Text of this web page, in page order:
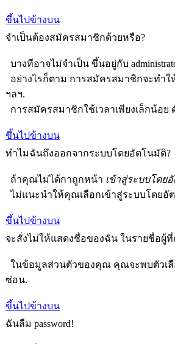
ขึ้นไปข้างบน
จำเป็นต้องสมัครสมาชิกด้วยหรือ?
บางทีอาจไม่จำเป็น ขึ้นอยู่กับ
อย่างไรก็ตาม การสมัครสมาชิกจะทำ
ฯลฯ.
การสมัครสมาชิกใช้เวลาเพียงเล็กน้อ
ขึ้นไปข้างบน
ทำไมฉันถึงออกจากระบบโดยอัตโนมัติ?
ถ้าคุณไม่ได้กาถูกหน้า เข้าสู่ระบบโดย
ไม่แนะนำให้คุณเลือกเข้าสู่ระบบโดยอั
ขึ้นไปข้างบน
จะสั่งไม่ให้แสดงชื่อของฉัน ในรายชื่อผู้ที่
ในข้อมูลส่วนตัวของคุณ คุณจะพบตัวเลื
ซ่อน.
ขึ้นไปข้างบน
ฉันลืม password!